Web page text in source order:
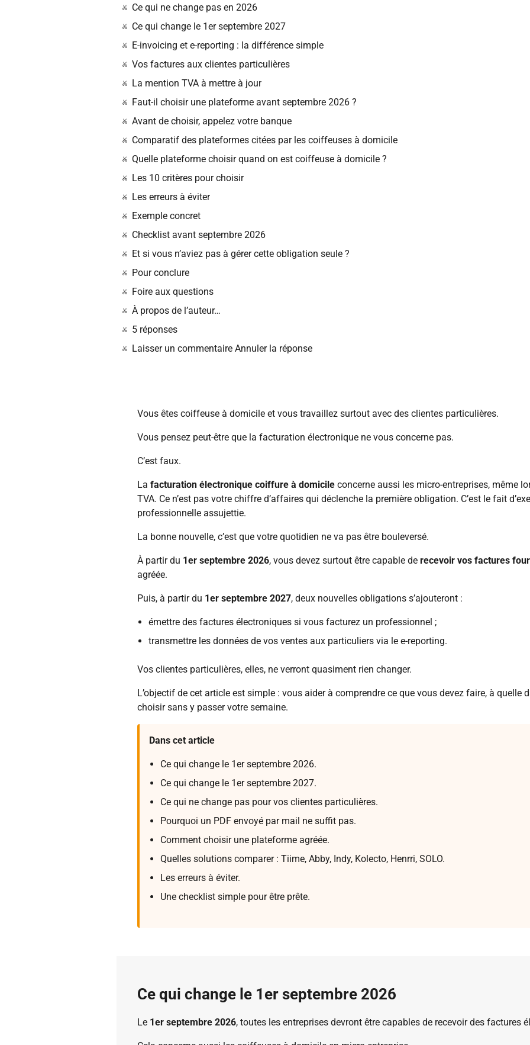
Ce qui ne change pas en 2026
Ce qui change le 1er septembre 2027
E-invoicing et e-reporting : la différence simple
Vos factures aux clientes particulières
La mention TVA à mettre à jour
Faut-il choisir une plateforme avant septembre 2026 ?
Avant de choisir, appelez votre banque
Comparatif des plateformes citées par les coiffeuses à domicile
Quelle plateforme choisir quand on est coiffeuse à domicile ?
Les 10 critères pour choisir
Les erreurs à éviter
Exemple concret
Checklist avant septembre 2026
Et si vous n’aviez pas à gérer cette obligation seule ?
Pour conclure
Foire aux questions
À propos de l’auteur…
5 réponses
Laisser un commentaire Annuler la réponse
Vous êtes coiffeuse à domicile et vous travaillez surtout avec des clientes particulières.
Vous pensez peut-être que la facturation électronique ne vous concerne pas.
C’est faux.
La facturation électronique coiffure à domicile concerne aussi les micro-entreprises, même
TVA. Ce n’est pas votre chiffre d’affaires qui déclenche la première obligation. C’est le fait
professionnelle assujettie.
La bonne nouvelle, c’est que votre quotidien ne va pas être bouleversé.
À partir du 1er septembre 2026, vous devez surtout être capable de recevoir vos factures
agréée.
Puis, à partir du 1er septembre 2027, deux nouvelles obligations s’ajouteront :
émettre des factures électroniques si vous facturez un professionnel ;
transmettre les données de vos ventes aux particuliers via le e-reporting.
Vos clientes particulières, elles, ne verront quasiment rien changer.
L’objectif de cet article est simple : vous aider à comprendre ce que vous devez faire, à quelle
choisir sans y passer votre semaine.
Dans cet article
Ce qui change le 1er septembre 2026.
Ce qui change le 1er septembre 2027.
Ce qui ne change pas pour vos clientes particulières.
Pourquoi un PDF envoyé par mail ne suffit pas.
Comment choisir une plateforme agréée.
Quelles solutions comparer : Tiime, Abby, Indy, Kolecto, Henrri, SOLO.
Les erreurs à éviter.
Une checklist simple pour être prête.
Ce qui change le 1er septembre 2026
Le 1er septembre 2026, toutes les entreprises devront être capables de recevoir des factures